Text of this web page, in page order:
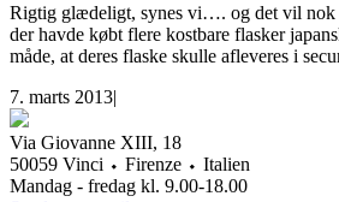
Rigtig glædeligt, synes vi…. og det vil nok
der havde købt flere kostbare flasker
måde, at deres flaske skulle afleveres i
7. marts 2013|
Via Giovanne XIII, 18
50059 Vinci ⬩ Firenze ⬩ Italien
Mandag - fredag kl. 9.00-18.00